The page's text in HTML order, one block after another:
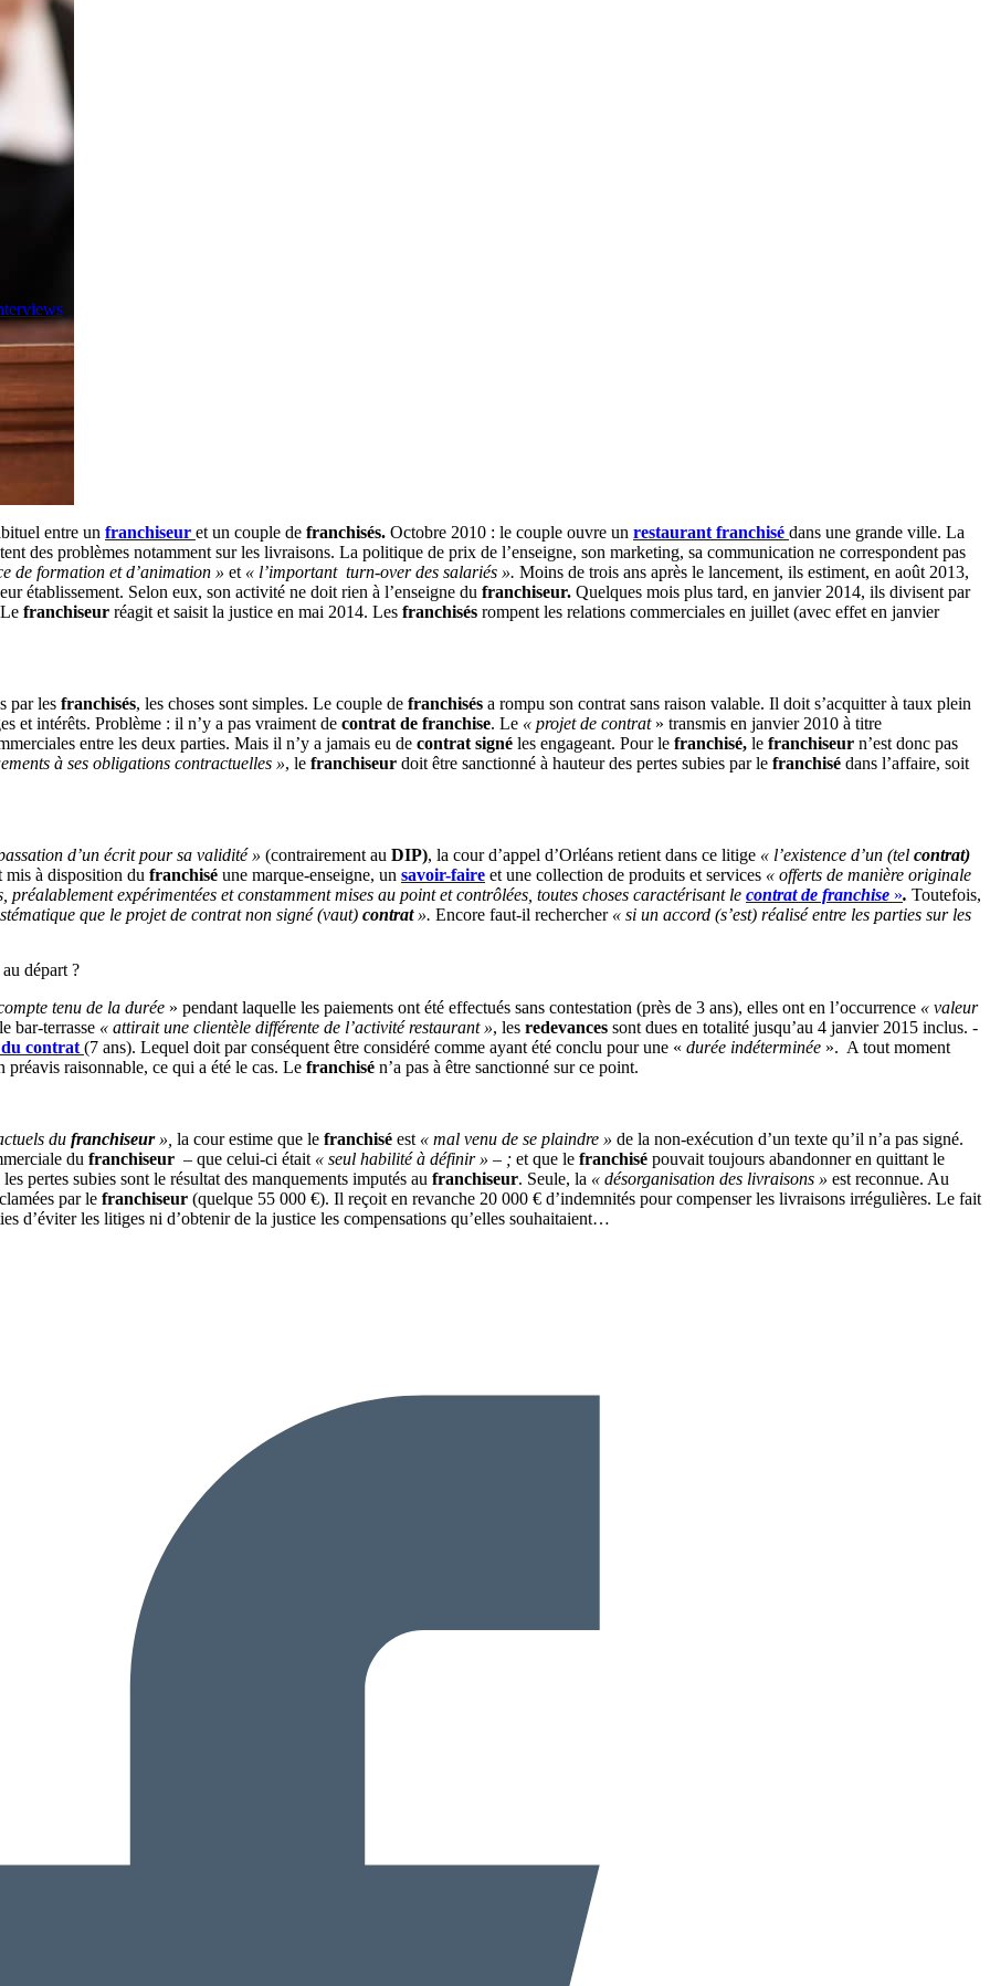
entre un franchiseur et un couple de franchisés. Octobre 2010 : le couple ouvre un restaurant franchisé dans une grande ville. La
des problèmes notamment sur les livraisons. La politique de prix de l’enseigne, son marketing, sa communication ne correspondent pas
de formation et d’animation » et « l’important turn-over des salariés ». Moins de trois ans après le lancement, ils estiment, en août 2013,
établissement. Selon eux, son activité ne doit rien à l’enseigne du franchiseur. Quelques mois plus tard, en janvier 2014, ils divisent par
franchiseur réagit et saisit la justice en mai 2014. Les franchisés rompent les relations commerciales en juillet (avec effet en janvier
par les franchisés, les choses sont simples. Le couple de franchisés a rompu son contrat sans raison valable. Il doit s’acquitter à taux plein
et intérêts. Problème : il n’y a pas vraiment de contrat de franchise. Le « projet de contrat » transmis en janvier 2010 à titre
entre les deux parties. Mais il n’y a jamais eu de contrat signé les engageant. Pour le franchisé, le franchiseur n’est donc pas
à ses obligations contractuelles », le franchiseur doit être sanctionné à hauteur des pertes subies par le franchisé dans l’affaire, soit
d’un écrit pour sa validité » (contrairement au DIP), la cour d’appel d’Orléans retient dans ce litige « l’existence d’un (tel contrat)
mis à disposition du franchisé une marque-enseigne, un savoir-faire et une collection de produits et services « offerts de manière originale
expérimentées et constamment mises au point et contrôlées, toutes choses caractérisant le contrat de franchise ». Toutefois,
que le projet de contrat non signé (vaut) contrat ». Encore faut-il rechercher « si un accord (s’est) réalisé entre les parties sur les
départ ?
tenu de la durée » pendant laquelle les paiements ont été effectués sans contestation (près de 3 ans), elles ont en l’occurrence « valeur
bar-terrasse « attirait une clientèle différente de l’activité restaurant », les redevances sont dues en totalité jusqu’au 4 janvier 2015 inclus. -
contrat (7 ans). Lequel doit par conséquent être considéré comme ayant été conclu pour une « durée indéterminée ». A tout moment
raisonnable, ce qui a été le cas. Le franchisé n’a pas à être sanctionné sur ce point.
du franchiseur», la cour estime que le franchisé est « mal venu de se plaindre » de la non-exécution d’un texte qu’il n’a pas signé.
du franchiseur – que celui-ci était « seul habilité à définir » – ; et que le franchisé pouvait toujours abandonner en quittant le
les pertes subies sont le résultat des manquements imputés au franchiseur. Seule, la « désorganisation des livraisons » est reconnue. Au
par le franchiseur (quelque 55 000 €). Il reçoit en revanche 20 000 € d’indemnités pour compenser les livraisons irrégulières. Le fait
d’éviter les litiges ni d’obtenir de la justice les compensations qu’elles souhaitaient…